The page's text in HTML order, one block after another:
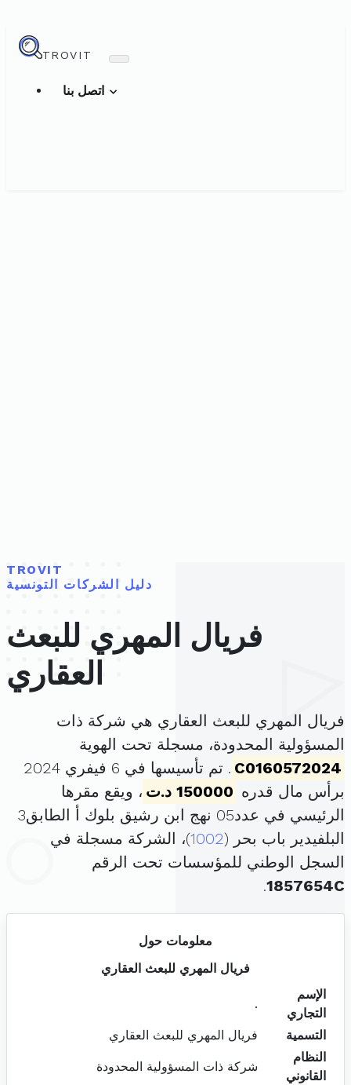
TROVIT
TROVIT
دليل الشركات التونسية
فريال المهري للبعث
العقاري
فريال المهري للبعث العقاري هي شركة ذات
المسؤولية المحدودة، مسجلة تحت الهوية
C0160572024
. تم تأسيسها في 6 فيفري 2024
برأس مال قدره 150000 د.ت
، ويقع مقرها
الرئيسي في عدد05 نهج ابن رشيق بلوك أ الطابق3
البلفيدير باب بحر (1002)، الشركة مسجلة في
السجل الوطني للمؤسسات تحت الرقم
1857654C
.
معلومات حول
فريال المهري للبعث العقاري
الإسم
التجاري
.
التسمية
فريال المهري للبعث العقاري
النظام
القانوني
شركة ذات المسؤولية المحدودة